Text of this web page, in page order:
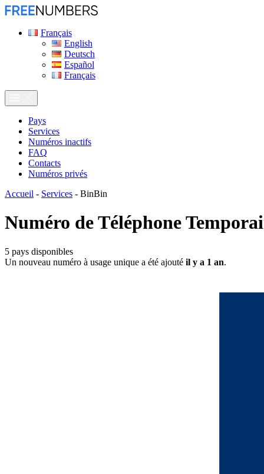
Français
English
Deutsch
Español
Français
Pays
Services
Numéros inactifs
FAQ
Contacts
Numéros privés
Accueil - Services - BinBin
Numéro de Téléphone
5 pays disponibles
Un nouveau numéro à usage unique a été ajouté il y a 1 an.